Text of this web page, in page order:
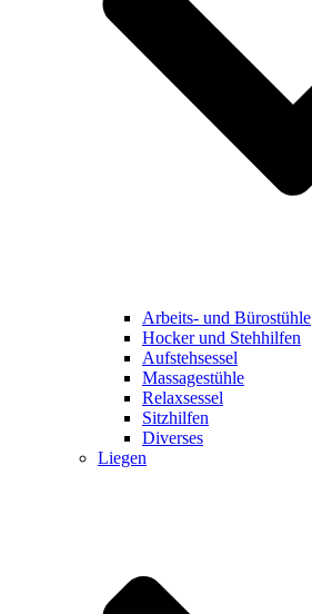
Arbeits- und Bürostühle
Hocker und Stehhilfen
Aufstehsessel
Massagestühle
Relaxsessel
Sitzhilfen
Diverses
Liegen